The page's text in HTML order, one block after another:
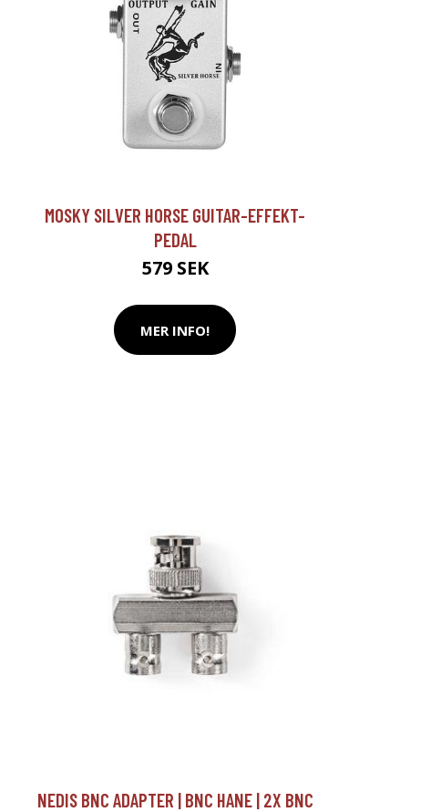
MOSKY SILVER HORSE GUITAR-EFFEKT-
PEDAL
579 SEK
MER INFO!
NEDIS BNC ADAPTER | BNC HANE | 2X BNC